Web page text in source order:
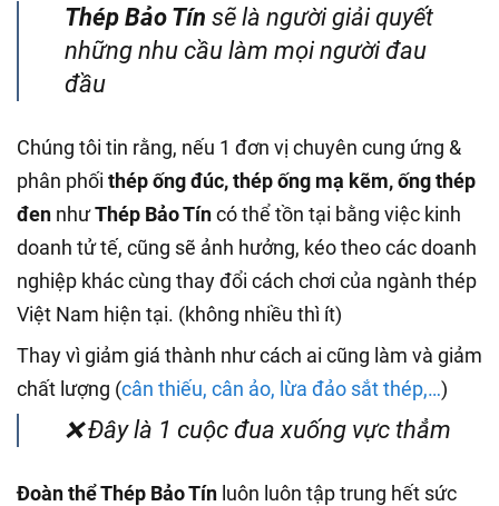
Thép Bảo Tín sẽ là người giải quyết
những nhu cầu làm mọi người đau
đầu
Chúng tôi tin rằng, nếu 1 đơn vị chuyên cung ứng &
phân phối thép ống đúc, thép ống mạ kẽm, ống thép
đen nhưThép Bảo Tíncó thể tồn tại bằng việc kinh
doanh tử tế, cũng sẽ ảnh hưởng, kéo theo các doanh
nghiệp khác cùng thay đổi cách chơi của ngành thép
Việt Nam hiện tại. (không nhiều thì ít)
Thay vì giảm giá thành như cách ai cũng làm và giảm
chất lượng (cân thiếu, cân ảo, lừa đảo sắt thép,…)
❌ Đây là 1 cuộc đua xuống vực thẳm
Đoàn thể Thép Bảo Tín luôn luôn tập trung hết sức